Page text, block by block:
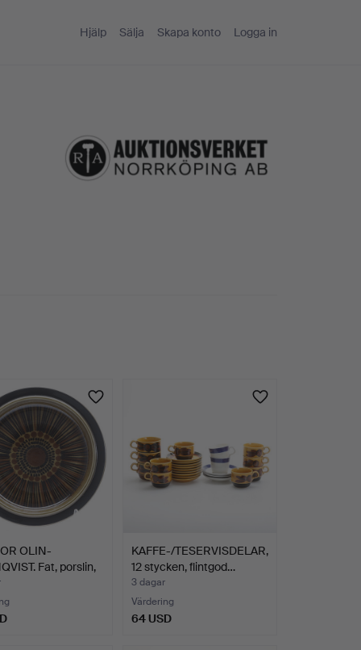
Hjälp Sälja Skapa konto Logga in
OLIN-
Fat, porslin,
KAFFE-/TESERVISDELAR,
12 stycken, flintgod…
3 dagar
Värdering
64 USD